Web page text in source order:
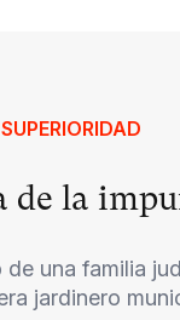
de la
una familia
jardinero